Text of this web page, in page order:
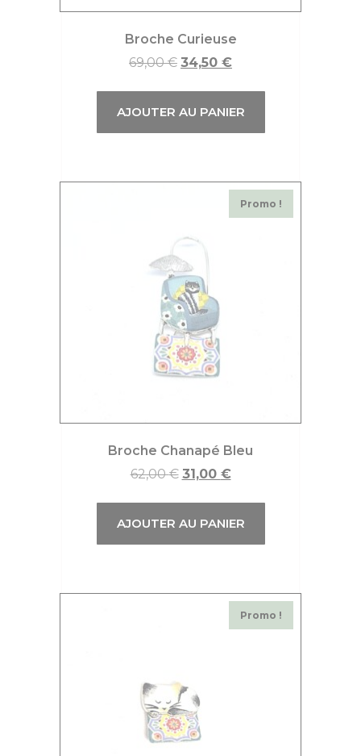
Broche Curieuse
69,00€ 34,50 €
AJOUTER AU PANIER
Promo !
Broche Chanapé Bleu
62,00€ 31,00 €
AJOUTER AU PANIER
Promo !